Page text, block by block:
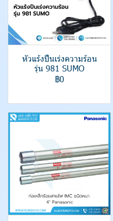
หัวแร้งปืนเร่งความร้อน
รุ่น 981 SUMO
฿0